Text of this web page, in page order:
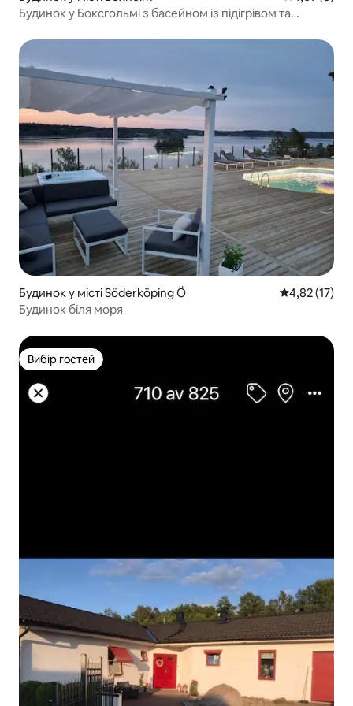
Будинок у Боксгольмі з басейном із підігрівом та
Будинок у місті Söderköping Ö Середня
4,82 (17)
Будинок біля моря
Вибір гостей
Вибір гостей